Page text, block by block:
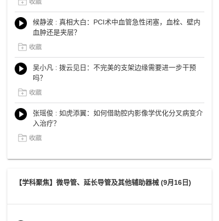
候静波 : 真相大白：PCI术中血管急性闭塞，血栓、壁内
血肿还是夹层？
吴小凡 : 拨云见日：不完美的支架边缘需要进一步干预
吗？
张瑶俊 : 如虎添翼：如何借助腔内影像学优化分叉病变介
入治疗？
【学科聚焦】微导管、延长导管及其他辅助器械 (9月16日)